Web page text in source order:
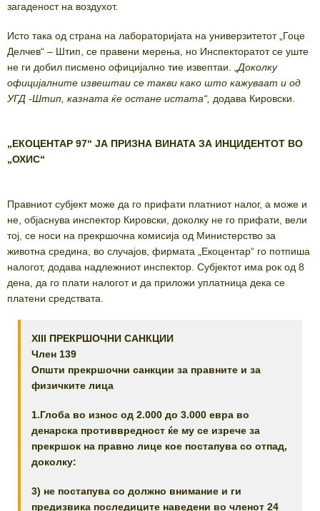
загаденост на воздухот.
Исто така од страна на лабораторијата на универзитетот „Гоце
Делчев“ – Штип, се правени мерења, но Инспекторатот се уште
не ги добил писмено официјално тие извептаи. „Доколку
официјалните извештаи се такви како што кажуваат и од
УГД -Штип, казната ќе остане истата“, додава Кировски.
„ЕКОЦЕНТАР 97“ ЈА ПРИЗНА ВИНАТА ЗА ИНЦИДЕНТОТ ВО
„ОХИС“
Правниот субјект може да го прифати платниот налог, а може и
не, објаснува инспектор Кировски, доколку не го прифати, вели
тој, се носи на прекршочна комисија од Министерство за
животна средина, во случајов, фирмата „Екоцентар“ го потпиша
налогот, додава надлежниот инспектор. Субјектот има рок од 8
дена, да го плати налогот и да приложи уплатница дека се
платени средствата.
XIII ПРЕКРШОЧНИ САНКЦИИ
Член 139
Општи прекршочни санкции за правните и за
физичките лица
1.Глоба во износ од 2.000 до 3.000 евра во
денарска противвредност ќе му се изрече за
прекршок на правно лице кое постапува со отпад,
доколку:
3) не постапува со должно внимание и ги
предизвика последиците наведени во членот 24